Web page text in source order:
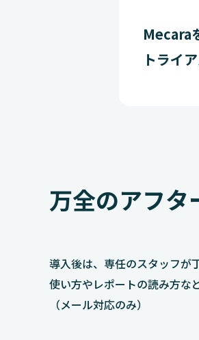
Mecara
トライ
万全のアフタ
導入後は、専任のスタッフが
使い方やレポートの読み方な
（メール対応のみ）